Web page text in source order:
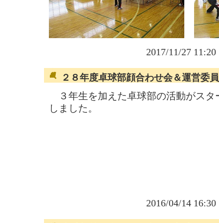
2017/11/27
２８年度卓球部顔合わせ会＆運営委
３年生を加えた卓球部の活動がスタ
しました。
2016/04/14